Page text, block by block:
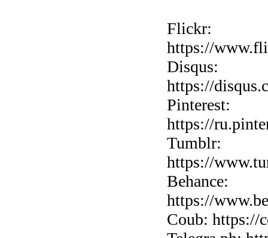
Flickr:
https://
Disqus:
https://
Pinterest:
https://
Tumblr:
https://
Behance:
https://
Coub: https://